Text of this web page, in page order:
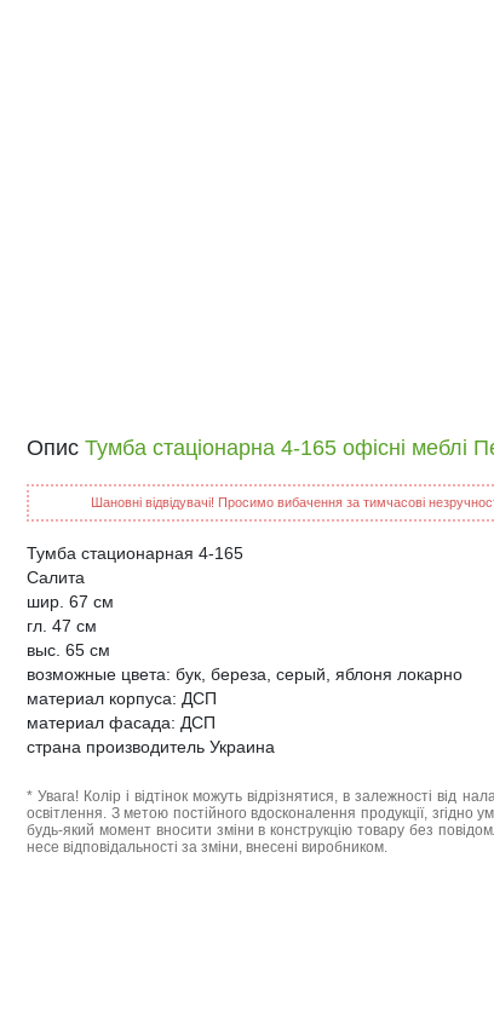
Опис Тумба стаціонарна 4-165 офісні меблі
Шановні відвідувачі! Просимо вибачення за тимчасові
Тумба стационарная 4-165
Салита
шир. 67 см
гл. 47 см
выс. 65 см
возможные цвета: бук, береза, серый, яблоня локарно
материал корпуса: ДСП
материал фасада: ДСП
страна производитель Украина
* Увага! Колір і відтінок можуть відрізнятися, в залежності від
освітлення. З метою постійного вдосконалення продукції,
будь-який момент вносити зміни в конструкцію товару без
несе відповідальності за зміни, внесені виробником.